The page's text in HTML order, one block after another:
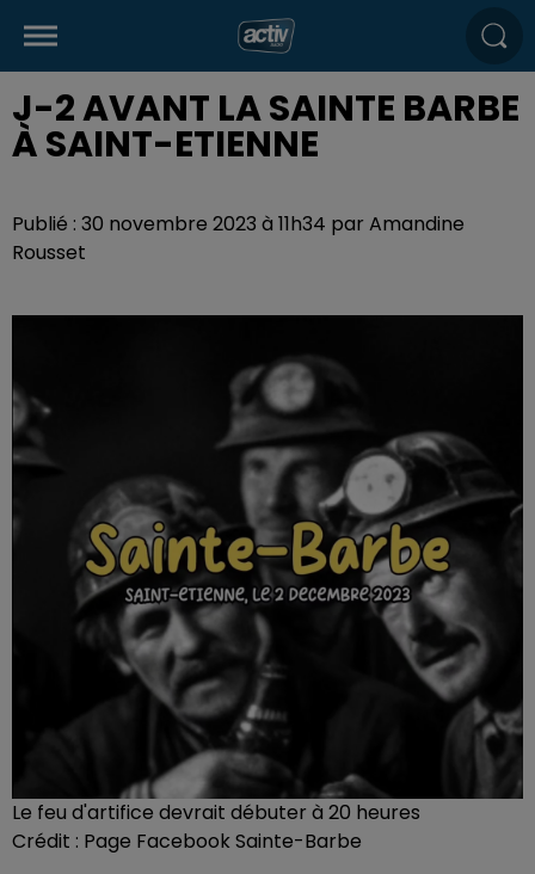
J-2 AVANT LA SAINTE BARBE
À SAINT-ETIENNE
Publié : 30 novembre 2023 à 11h34 par Amandine
Rousset
Le feu d'artifice devrait débuter à 20 heures
Crédit : Page Facebook Sainte-Barbe